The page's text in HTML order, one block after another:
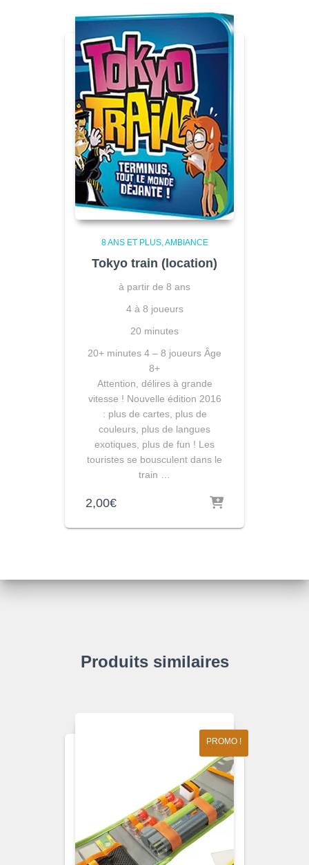
8 ANS ET PLUS AMBIANCE
Tokyo train (location)
à partir de 8 ans
4 à 8 joueurs
20 minutes
20+ minutes 4 – 8 joueurs Âge
8+
Attention, délires à grande
vitesse ! Nouvelle édition 2016
: plus de cartes, plus de
couleurs, plus de langues
exotiques, plus de fun ! Les
touristes se bousculent dans le
train …
2,00€
Produits similaires
PROMO !